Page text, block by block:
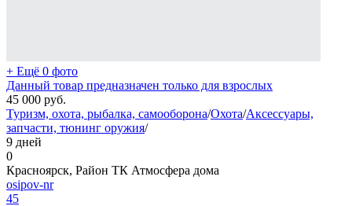
+ Ещё 0 фото
Данный товар предназначен только для взрослых
45 000 руб.
Туризм, охота, рыбалка, самооборона/Охота/Аксессуары,
запчасти, тюнинг оружия/
9 дней
0
Красноярск, Район ТК Атмосфера дома
osipov-nr
45